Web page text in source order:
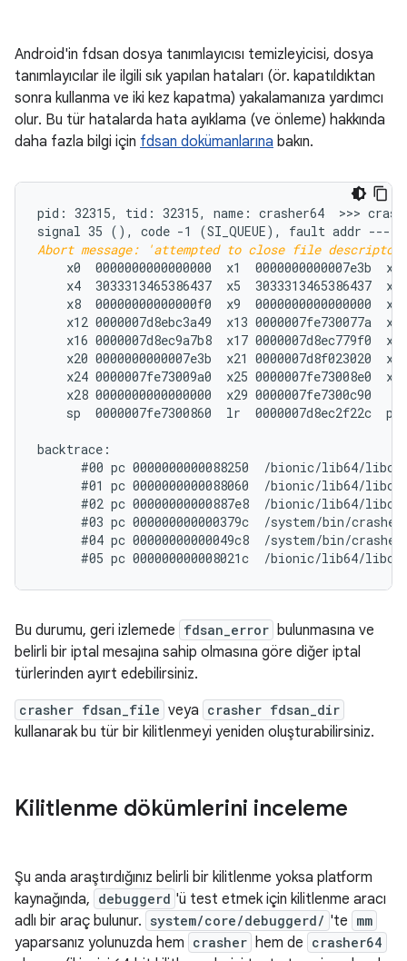
Android'in fdsan dosya tanımlayıcısı temizleyicisi, dosya
tanımlayıcılar ile ilgili sık yapılan hataları (ör. kapatıldıktan
sonra kullanma ve iki kez kapatma) yakalamanıza yardımcı
olur. Bu tür hatalarda hata ayıklama (ve önleme) hakkında
daha fazla bilgi için fdsan dokümanlarına bakın.
pid: 32315, tid: 32315, name: crasher64  >>>
signal 35 (
Abort message: 'attempted to close file descriptor
x0  0000000000000000  x1  0000000000007e3b
x4  3033313465386437  x5  3033313465386437
x8  00000000000000f0  x9  0000000000000000
x12 0000007d8ebc3a49  x13 0000007fe730077a
x16 0000007d8ec9a7b8  x17 0000007d8ec779f0
x20 0000000000007e3b  x21 0000007d8f023020
x24 0000007fe73009a0  x25 0000007fe73008e0
    x28 0000000000000000  x29 0000007fe7300c90
sp  0000007fe7300860  lr  0000007d8ec2f22c  pc
backtrace:
#00 pc 0000000000088250  /bionic/lib64/
#01 pc 0000000000088060  /bionic/lib64/
#02 pc 00000000000887e8  /bionic/lib64/
#03 pc 000000000000379c  /system/bin/
#04 pc 00000000000049c8  /system/bin/
Bu durumu, geri izlemede fdsan_error bulunmasına ve
belirli bir iptal mesajına sahip olmasına göre diğer iptal
türlerinden ayırt edebilirsiniz.
crasher fdsan_file veya crasher fdsan_dir
kullanarak bu tür bir kilitlenmeyi yeniden oluşturabilirsiniz.
Kilitlenme dökümlerini inceleme
Şu anda araştırdığınız belirli bir kilitlenme yoksa platform
kaynağında, debuggerd 'ü test etmek için kilitlenme aracı
adlı bir araç bulunur. system/core/debuggerd/ 'te mm
yaparsanız yolunuzda hem crasher hem de crasher64